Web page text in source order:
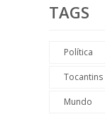
TAGS
Política
Tocantins
Mundo